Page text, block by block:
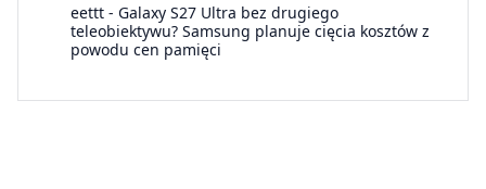
eettt - Galaxy S27 Ultra bez drugiego
teleobiektywu? Samsung planuje cięcia kosztów z
powodu cen pamięci